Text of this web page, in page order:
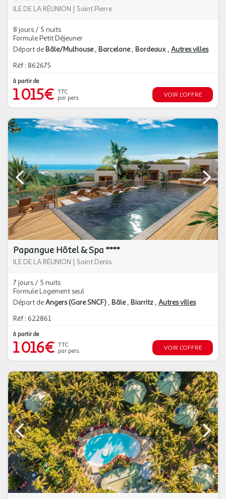
ILE DE LA RÉUNION | Saint Pierre
8 jours / 5 nuits
Formule Petit Déjeuner
Départ de Bâle/Mulhouse Barcelone Bordeaux Autres villes
Réf : 862675
à partir de
1 015€ TTC
par pers.
VOIR L'OFFRE
Papangue Hôtel & Spa ****
ILE DE LA RÉUNION | Saint Denis
7 jours / 5 nuits
Formule Logement seul
Départ deAngers (Gare SNCF) Bâle Biarritz Autres villes
Réf : 622861
à partir de
1 016€ TTC
par pers.
VOIR L'OFFRE